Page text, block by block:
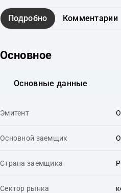
Подробно Комментарии
Основное
Основные данные
Эмитент
Основной заемщик
Страна заемщика
Сектор рынка